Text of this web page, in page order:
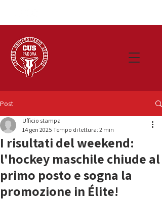
Post
I risultati del weekend:
l'hockey maschile chiude al
primo posto e sogna la
promozione in Élite!
Ufficio stampa
14 gen 2025 Tempo di lettura: 2 min